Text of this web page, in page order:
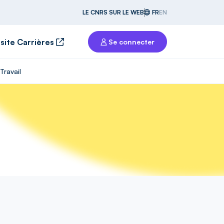
LE CNRS SUR LE WEB FREN
Carrières Se connecter